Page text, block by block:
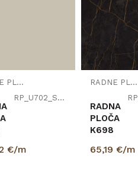
RADNE PLOČE
RP_U702_ST78
€/m
RADNE PLOČE
RADNA
PLOČA
K698
NERO
65,19 €/m